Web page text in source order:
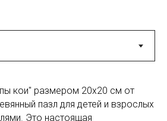
кои" размером 20x20 см от
пазл для детей и взрослых
Это настоящая